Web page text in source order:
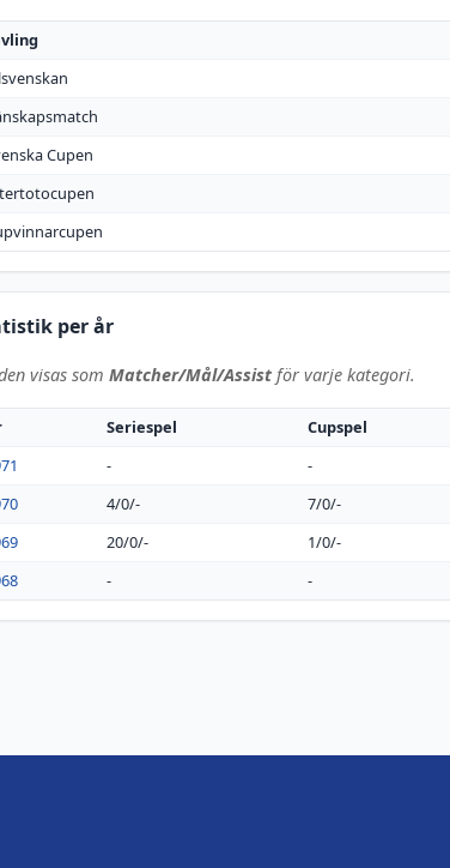
Cupen
per år
visas som Matcher/Mål/Assist för varje kategori.
Seriespel Cupspel
- -
4/0/- 7/0/-
20/0/- 1/0/-
- -